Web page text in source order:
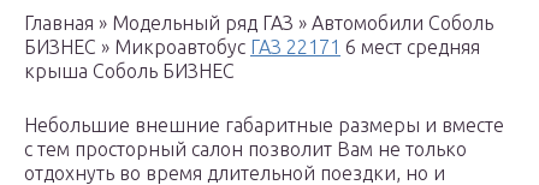
Главная » Модельный ряд ГАЗ » Автомобили Соболь
БИЗНЕС » Микроавтобус ГАЗ 22171 6 мест средняя
крыша Соболь БИЗНЕС
Небольшие внешние габаритные размеры и вместе
с тем просторный салон позволит Вам не только
отдохнуть во время длительной поездки, но и